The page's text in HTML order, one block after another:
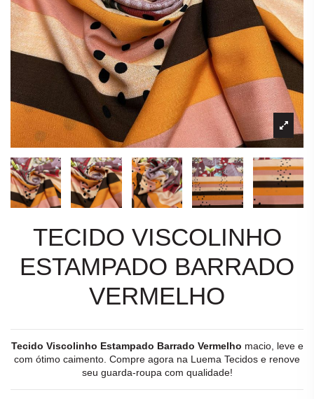
TECIDO VISCOLINHO
ESTAMPADO BARRADO
VERMELHO
Tecido Viscolinho Estampado Barrado Vermelho macio, leve e
com ótimo caimento. Compre agora na Luema Tecidos e renove
seu guarda-roupa com qualidade!